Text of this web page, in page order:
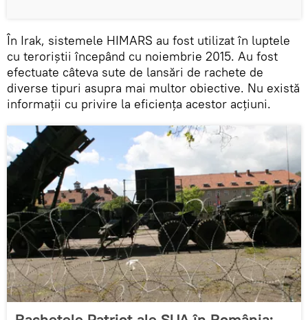
În Irak, sistemele HIMARS au fost utilizat în luptele
cu teroriștii începând cu noiembrie 2015. Au fost
efectuate câteva sute de lansări de rachete de
diverse tipuri asupra mai multor obiective. Nu există
informații cu privire la eficiența acestor acțiuni.